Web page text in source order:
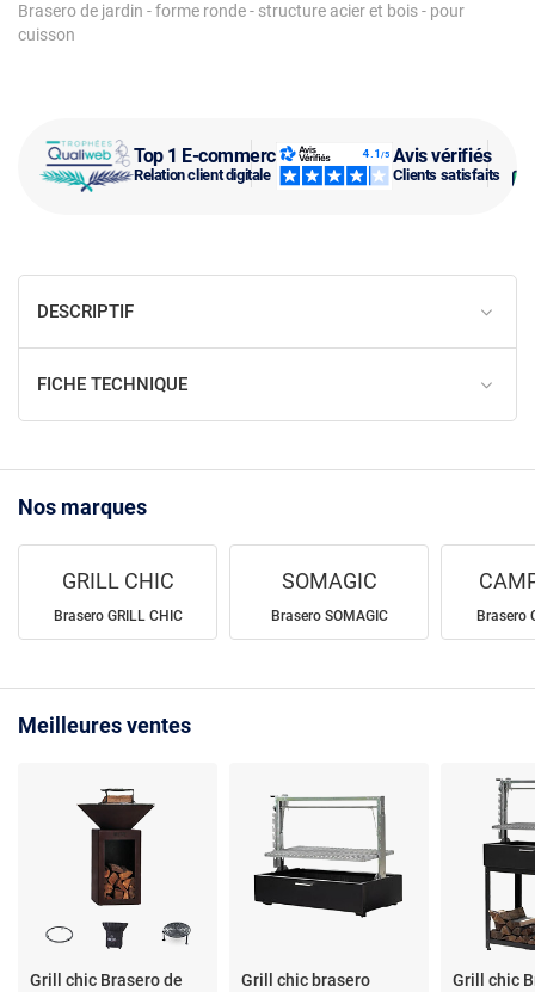
Top 1 E-commerce
Relation client digitale
Avis vérifiés
Clients satisfaits
Brasero de jardin - forme ronde - structure acier et bois - pour
cuisson
DESCRIPTIF
FICHE TECHNIQUE
Nos marques
GRILL CHIC
Brasero GRILL CHIC
SOMAGIC
Brasero SOMAGIC Brasero
Meilleures ventes
Grill chic Brasero de
Grill chic brasero
Grill chic